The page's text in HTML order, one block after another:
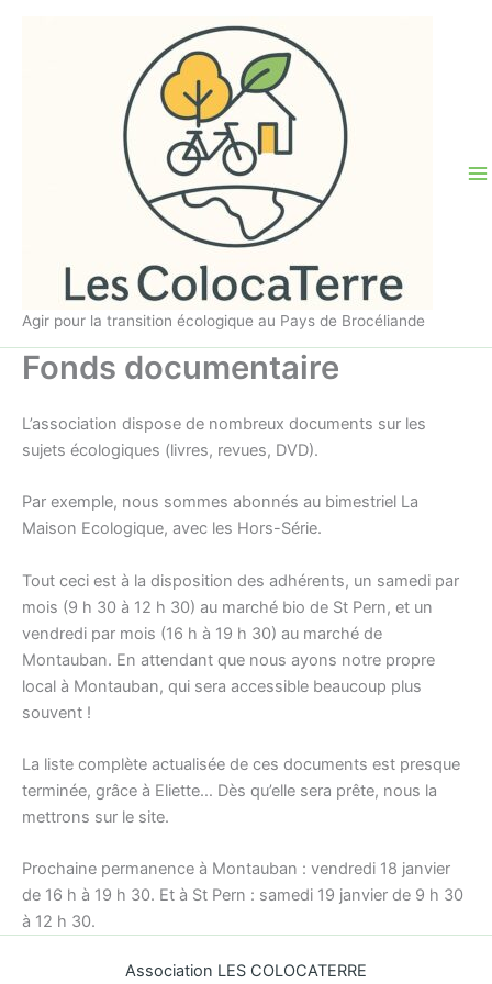
Agir pour la transition écologique au Pays de Brocéliande
Fonds documentaire
L’association dispose de nombreux documents sur les
sujets écologiques (livres, revues, DVD).
Par exemple, nous sommes abonnés au bimestriel La
Maison Ecologique, avec les Hors-Série.
Tout ceci est à la disposition des adhérents, un samedi par
mois (9 h 30 à 12 h 30) au marché bio de St Pern, et un
vendredi par mois (16 h à 19 h 30) au marché de
Montauban. En attendant que nous ayons notre propre
local à Montauban, qui sera accessible beaucoup plus
souvent !
La liste complète actualisée de ces documents est presque
terminée, grâce à Eliette… Dès qu’elle sera prête, nous la
mettrons sur le site.
Prochaine permanence à Montauban : vendredi 18 janvier
de 16 h à 19 h 30. Et à St Pern : samedi 19 janvier de 9 h 30
à 12 h 30.
Association LES COLOCATERRE